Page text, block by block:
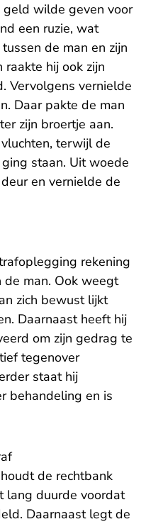
geld wilde geven voor
een ruzie, wat
de man en zijn
hij ook zijn
Vervolgens vernielde
Daar pakte de man
zijn broertje aan.
terwijl de
staan. Uit woede
en vernielde de
rekening
man. Ook weegt
zich bewust lijkt
Daarnaast heeft hij
om zijn gedrag te
tegenover
staat hij
behandeling en is
de rechtbank
lang duurde voordat
Daarnaast legt de